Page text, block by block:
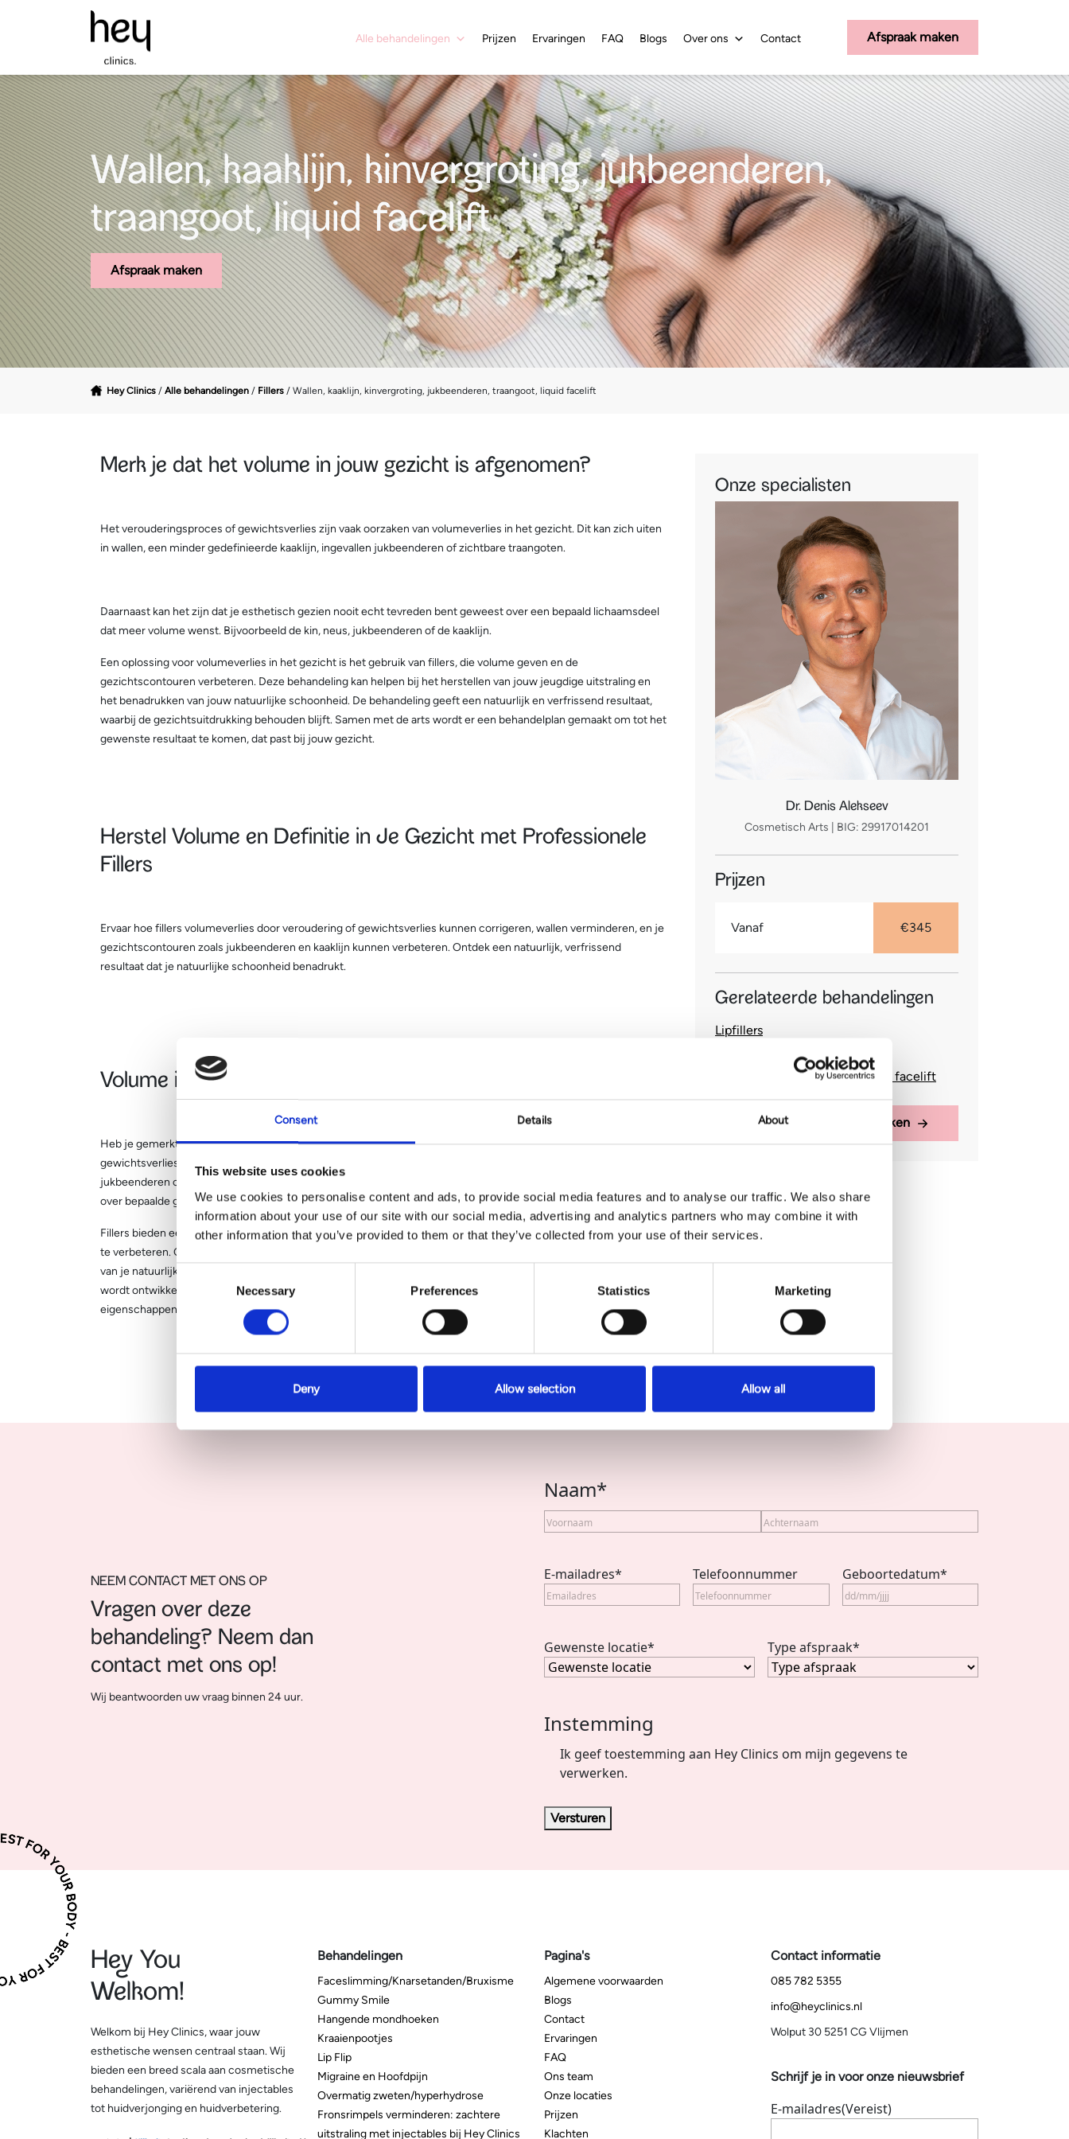
Consent Details About
This website uses cookies
We use cookies to personalise content and ads, to provide social media features and to analyse our traffic. We also share
information about your use of our site with our social media, advertising and analytics partners who may combine it with
other information that you’ve provided to them or that they’ve collected from your use of their services.
Consent
Selection
Necessary Preferences Statistics Marketing
Deny Allow selection Allow all
Alle behandelingen Prijzen Ervaringen FAQ Blogs Over ons Contact Afspraak maken
Wallen, kaaklijn, kinvergroting, jukbeenderen,
traangoot, liquid facelift
Afspraak maken
Hey Clinics / Alle behandelingen / Fillers / Wallen, kaaklijn, kinvergroting, jukbeenderen, traangoot, liquid facelift
Onze specialisten
Dr. Denis Alekseev
Cosmetisch Arts | BIG: 29917014201
Prijzen
Vanaf €345
Gerelateerde behandelingen
Lipfillers
Wallen, kaaklijn, kinvergroting,
jukbeenderen, traangoot, liquid facelift
Alle behandelingen bekijken
Merk je dat het volume in jouw gezicht is afgenomen?
Het verouderingsproces of gewichtsverlies zijn vaak oorzaken van volumeverlies in het gezicht. Dit kan zich uiten
in wallen, een minder gedefinieerde kaaklijn, ingevallen jukbeenderen of zichtbare traangoten.
Daarnaast kan het zijn dat je esthetisch gezien nooit echt tevreden bent geweest over een bepaald lichaamsdeel
dat meer volume wenst. Bijvoorbeeld de kin, neus, jukbeenderen of de kaaklijn.
Een oplossing voor volumeverlies in het gezicht is het gebruik van fillers, die volume geven en de
gezichtscontouren verbeteren. Deze behandeling kan helpen bij het herstellen van jouw jeugdige uitstraling en
het benadrukken van jouw natuurlijke schoonheid. De behandeling geeft een natuurlijk en verfrissend resultaat,
waarbij de gezichtsuitdrukking behouden blijft. Samen met de arts wordt er een behandelplan gemaakt om tot het
gewenste resultaat te komen, dat past bij jouw gezicht.
Herstel Volume en Definitie in Je Gezicht met Professionele
Fillers
Ervaar hoe fillers volumeverlies door veroudering of gewichtsverlies kunnen corrigeren, wallen verminderen, en je
gezichtscontouren zoals jukbeenderen en kaaklijn kunnen verbeteren. Ontdek een natuurlijk, verfrissend
resultaat dat je natuurlijke schoonheid benadrukt.
Volume in je gezicht afgenomen?
Heb je gemerkt dat het volume in je gezicht is afgenomen, mogelijk door het verouderingsproces of
gewichtsverlies? Deze veranderingen kunnen resulteren in wallen, een minder gedefinieerde kaaklijn, ingevallen
jukbeenderen of duidelijk zichtbare traangoten. Mogelijk ben je ook esthetisch nooit helemaal tevreden geweest
over bepaalde gebieden zoals je kin, neus, jukbeenderen of kaaklijn, die je graag meer geaccentueerd zou zien.
Fillers bieden een effectieve oplossing voor deze kwesties door volume toe te voegen en de gezichtscontouren
te verbeteren. Onze behandelingen zijn gericht op het herstellen van je jeugdige uitstraling en het benadrukken
van je natuurlijke schoonheid, met behoud van je natuurlijke gezichtsuitdrukking. Een persoonlijk behandelplan
wordt ontwikkeld in samenspraak met onze arts, afgestemd op jouw specifieke wensen en de unieke
eigenschappen van jouw gezicht.
NEEM CONTACT MET ONS OP
Vragen over deze
behandeling? Neem dan
contact met ons op!
Wij beantwoorden uw vraag binnen 24 uur.
Naam*
E-mailadres* Telefoonnummer Geboortedatum*
Gewenste locatie* Type afspraak*
Instemming
Ik geef toestemming aan Hey Clinics om mijn gegevens te
verwerken.
Versturen
Hey You
Welkom!
Welkom bij Hey Clinics, waar jouw
esthetische wensen centraal staan. Wij
bieden een breed scala aan cosmetische
behandelingen, variërend van injectables
tot huidverjonging en huidverbetering.
Behandelingen
Faceslimming/Knarsetanden/Bruxisme
Gummy Smile
Hangende mondhoeken
Kraaienpootjes
Lip Flip
Migraine en Hoofdpijn
Overmatig zweten/hyperhydrose
Fronsrimpels verminderen: zachtere
uitstraling met injectables bij Hey Clinics
Pagina's
Algemene voorwaarden
Blogs
Contact
Ervaringen
FAQ
Ons team
Onze locaties
Prijzen
Klachten
Contact informatie
085 782 5355
info@heyclinics.nl
Wolput 30 5251 CG Vlijmen
Schrijf je in voor onze nieuwsbrief
E-mailadres(Vereist)